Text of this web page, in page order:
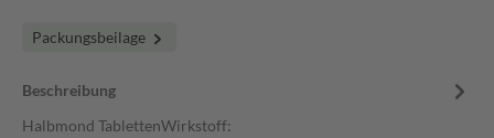
Packungsbeilage
Beschreibung
Halbmond TablettenWirkstoff: